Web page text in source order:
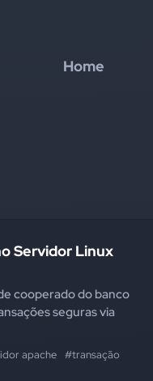
Home
Servidor Linux
cooperado do banco
seguras via
apache #transação